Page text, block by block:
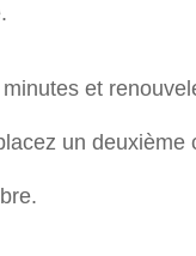
et
un deuxième